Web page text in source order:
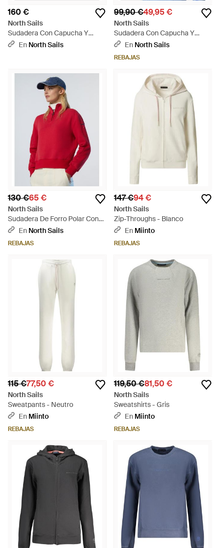
160 €
North Sails
Sudadera Con Capucha Y
Cremallera Completa Saint-
En North Sails
99,90 €49,95 €
North Sails
Sudadera Con Capucha Y
Cremallera De Felpa Francesa
En North Sails
REBAJAS
130 €65 €
North Sails
Sudadera De Forro Polar Con
Media Cremallera Para El
En North Sails
REBAJAS
147 €94 €
North Sails
Zip-Throughs - Blanco
En Miinto
REBAJAS
115 €77,50 €
North Sails
Sweatpants - Neutro
En Miinto
REBAJAS
119,50 €81,50 €
North Sails
Sweatshirts - Gris
En Miinto
REBAJAS